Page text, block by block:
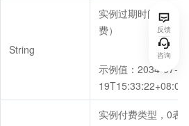
String
实例过期时间（预付
费）
示例值：2034-07-
19T15:33:22+08:00
实例付费类型，0表
反馈
咨询